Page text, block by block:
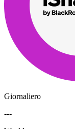
Giornaliero
---